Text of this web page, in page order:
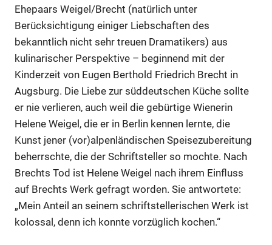
Ehepaars Weigel/Brecht (natürlich unter
Berücksichtigung einiger Liebschaften des
bekanntlich nicht sehr treuen Dramatikers) aus
kulinarischer Perspektive – beginnend mit der
Kinderzeit von Eugen Berthold Friedrich Brecht in
Augsburg. Die Liebe zur süddeutschen Küche sollte
er nie verlieren, auch weil die gebürtige Wienerin
Helene Weigel, die er in Berlin kennen lernte, die
Kunst jener (vor)alpenländischen Speisezubereitung
beherrschte, die der Schriftsteller so mochte. Nach
Brechts Tod ist Helene Weigel nach ihrem Einfluss
auf Brechts Werk gefragt worden. Sie antwortete:
„Mein Anteil an seinem schriftstellerischen Werk ist
kolossal, denn ich konnte vorzüglich kochen.“